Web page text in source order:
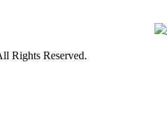
Rights Reserved.